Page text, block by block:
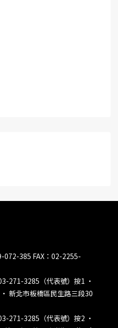
072-385 FAX：02-2255-
271-3285（代表號）按1 ‧
新北市板橋區民生路三段30
271-3285（代表號）按2 ‧